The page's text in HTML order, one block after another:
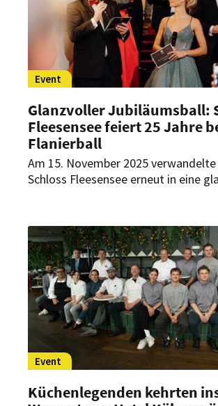
Event
Glanzvoller Jubiläumsball:
Fleesensee feiert 25 Jahre
Flanierball
Am 15. November 2025
Schloss Fleesensee erneut in eine
stand die Ballnacht ganz im Zeichen
jährigen Jubiläums des Hotels- &
Fleesensee.
Event
Küchenlegenden kehrten